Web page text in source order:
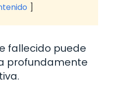
fallecido puede
profundamente